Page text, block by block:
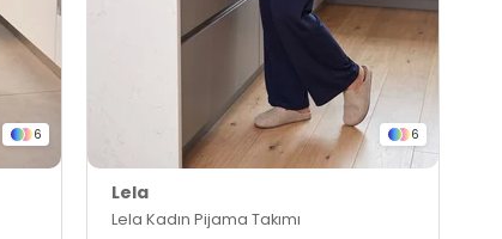
6 6
Lela
Lela Kadın Pijama Takımı